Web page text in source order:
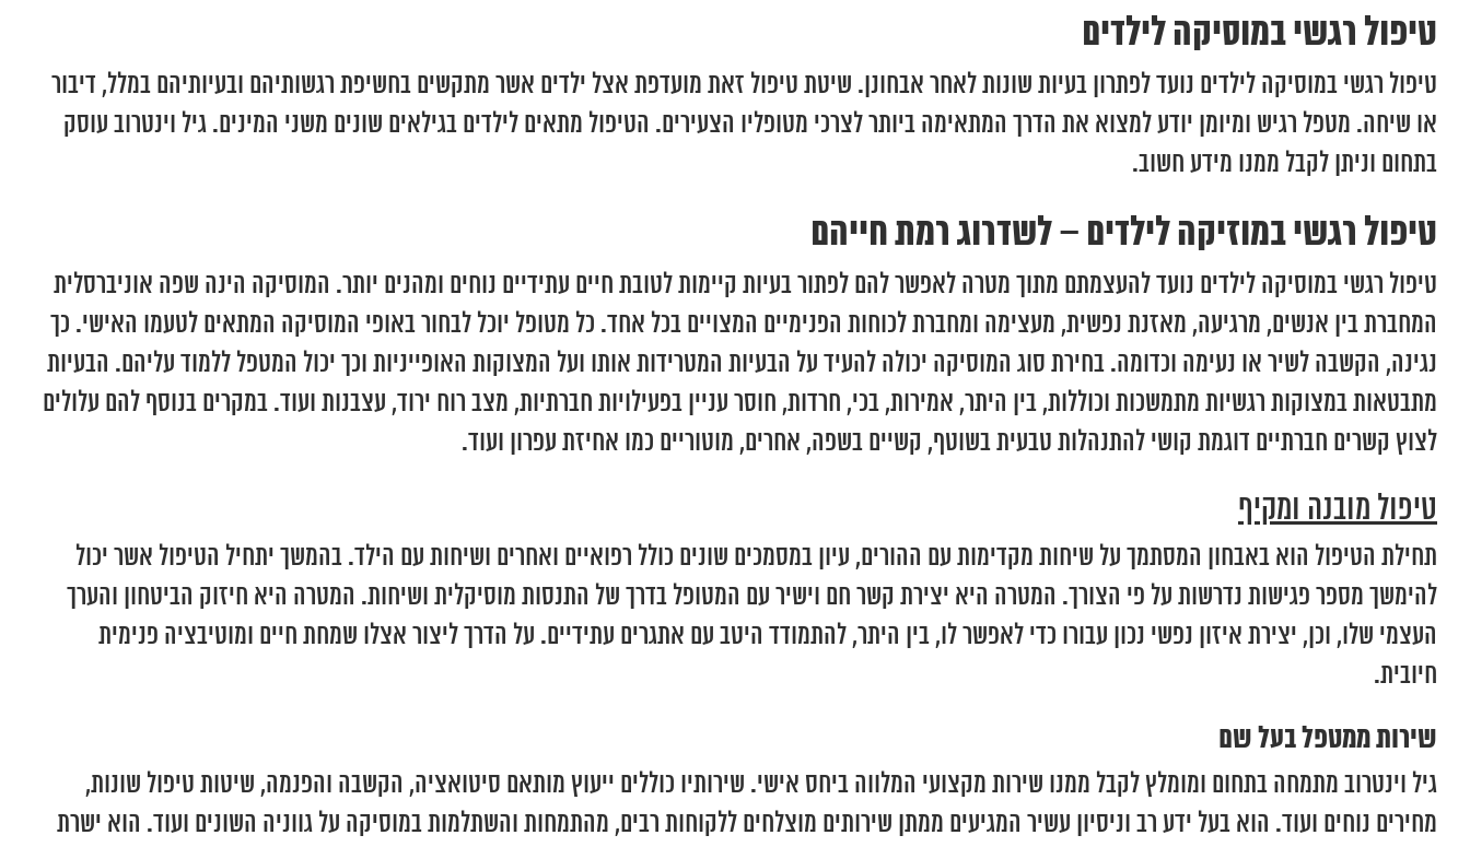
טיפול רגשי במוסיקה לילדים
טיפול רגשי במוסיקה לילדים נועד לפתרון בעיות שונות לאחר אבחונן. שיטת טיפול זאת מועדפת אצל ילדים אשר מתקשים בחשיפת רגשותיהם ובעיותיהם במלל, דיבור
או שיחה. מטפל רגיש ומיומן יודע למצוא את הדרך המתאימה ביותר לצרכי מטופליו הצעירים. הטיפול מתאים לילדים בגילאים שונים משני המינים. גיל וינטרוב עוסק
בתחום וניתן לקבל ממנו מידע חשוב.
טיפול רגשי במוזיקה לילדים – לשדרוג רמת חייהם
טיפול רגשי במוסיקה לילדים נועד להעצמתם מתוך מטרה לאפשר להם לפתור בעיות קיימות לטובת חיים עתידיים נוחים ומהנים יותר. המוסיקה הינה שפה אוניברסלית
המחברת בין אנשים, מרגיעה, מאזנת נפשית, מעצימה ומחברת לכוחות הפנימיים המצויים בכל אחד. כל מטופל יוכל לבחור באופי המוסיקה המתאים לטעמו האישי. כך
נגינה, הקשבה לשיר או נעימה וכדומה. בחירת סוג המוסיקה יכולה להעיד על הבעיות המטרידות אותו ועל המצוקות האופייניות וכך יכול המטפל ללמוד עליהם. הבעיות
מתבטאות במצוקות רגשיות מתמשכות וכוללות, בין היתר, אמירות, בכי, חרדות, חוסר עניין בפעילויות חברתיות, מצב רוח ירוד, עצבנות ועוד. במקרים בנוסף להם עלולים
לצוץ קשרים חברתיים דוגמת קושי להתנהלות טבעית בשוטף, קשיים בשפה, אחרים, מוטוריים כמו אחיזת עפרון ועוד.
טיפול מובנה ומקיף
תחילת הטיפול הוא באבחון המסתמך על שיחות מקדימות עם ההורים, עיון במסמכים שונים כולל רפואיים ואחרים ושיחות עם הילד. בהמשך יתחיל הטיפול אשר יכול
להימשך מספר פגישות נדרשות על פי הצורך. המטרה היא יצירת קשר חם וישיר עם המטופל בדרך של התנסות מוסיקלית ושיחות. המטרה היא חיזוק הביטחון והערך
העצמי שלו, וכן, יצירת איזון נפשי נכון עבורו כדי לאפשר לו, בין היתר, להתמודד היטב עם אתגרים עתידיים. על הדרך ליצור אצלו שמחת חיים ומוטיבציה פנימית
חיובית.
שירות ממטפל בעל שם
גיל וינטרוב מתמחה בתחום ומומלץ לקבל ממנו שירות מקצועי המלווה ביחס אישי. שירותיו כוללים ייעוץ מותאם סיטואציה, הקשבה והפנמה, שיטות טיפול שונות,
מחירים נוחים ועוד. הוא בעל ידע רב וניסיון עשיר המגיעים ממתן שירותים מוצלחים ללקוחות רבים, מהתמחות והשתלמות במוסיקה על גווניה השונים ועוד. הוא ישרת